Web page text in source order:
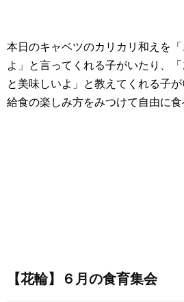
本日のキャベツのカリカリ和えを
よ」と言ってくれる子がいたり、
と美味しいよ」と教えてくれる子
給食の楽しみ方をみつけて自由に食
【花輪】６月の食育集会